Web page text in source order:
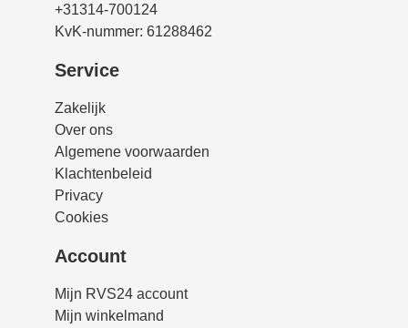
+31314-700124
KvK-nummer: 61288462
Service
Zakelijk
Over ons
Algemene voorwaarden
Klachtenbeleid
Privacy
Cookies
Account
Mijn RVS24 account
Mijn winkelmand